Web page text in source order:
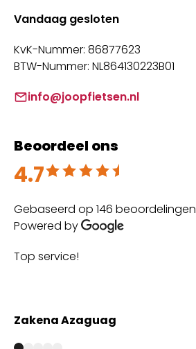
Vandaag gesloten
KvK-Nummer: 86877623
BTW-Nummer: NL864130223B01
info@joopfietsen.nl
Beoordeel ons
4.7
Beoordeeld met 4.7 uit 5
Gebaseerd op 146 beoordelingen
Powered by
Top service!
Zakena Azaguag